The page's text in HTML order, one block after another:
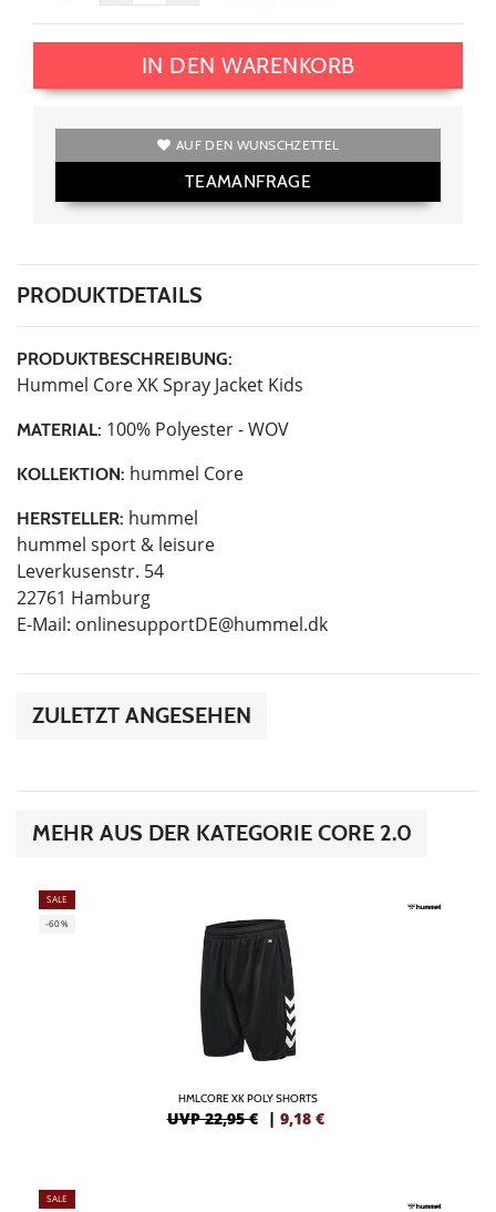
IN DEN WARENKORB
AUF DEN WUNSCHZETTEL
TEAMANFRAGE
PRODUKTDETAILS
PRODUKTBESCHREIBUNG:
Hummel Core XK Spray Jacket Kids
MATERIAL: 100% Polyester - WOV
KOLLEKTION: hummel Core
HERSTELLER: hummel
hummel sport & leisure
Leverkusenstr. 54
22761 Hamburg
E-Mail: onlinesupportDE@hummel.dk
ZULETZT ANGESEHEN
MEHR AUS DER KATEGORIE CORE 2.0
SALE
-60%
HMLCORE XK POLY SHORTS
UVP 22,95 € | 9,18 €
SALE